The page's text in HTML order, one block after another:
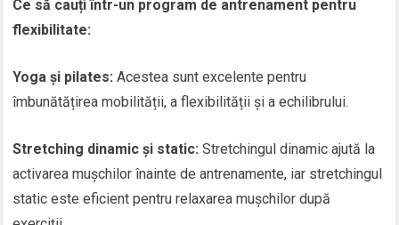
Ce să cauți într-un program de antrenament pentru
flexibilitate:
Yoga și pilates: Acestea sunt excelente pentru
îmbunătățirea mobilității, a flexibilității și a echilibrului.
Stretching dinamic și static: Stretchingul dinamic ajută la
activarea mușchilor înainte de antrenamente, iar stretchingul
static este eficient pentru relaxarea mușchilor după